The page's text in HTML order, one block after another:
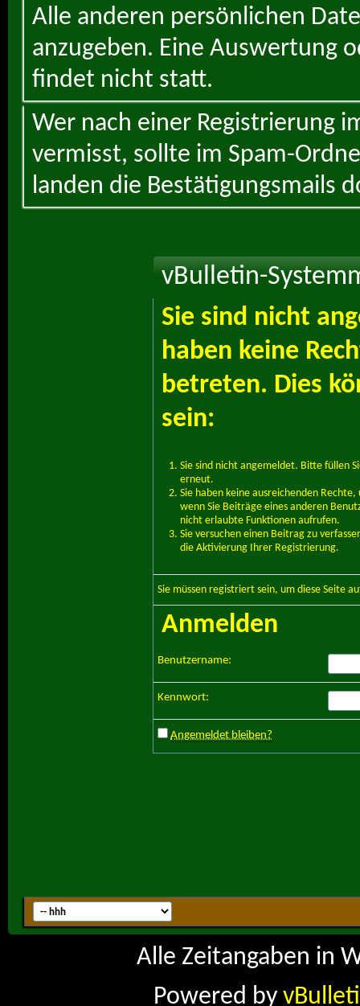
Alle anderen persönlichen
anzugeben. Eine Auswertung
findet nicht statt.
Wer nach einer Registrierung
vermisst, sollte im Spam-
landen die Bestätigungsmails
vBulletin-
Sie sind nicht
haben keine
betreten. Dies
sein:
Sie sind nicht angemeldet. Bitte füllen
erneut.
Sie haben keine ausreichenden
wenn Sie Beiträge eines anderen
nicht erlaubte Funktionen aufrufen.
Sie versuchen einen Beitrag zu
die Aktivierung Ihrer Registrierung.
Sie müssen registriert sein, um diese Seite
Anmelden
Benutzername:
Kennwort:
Angemeldet bleiben?
Alle Zeitangaben in
Powered by